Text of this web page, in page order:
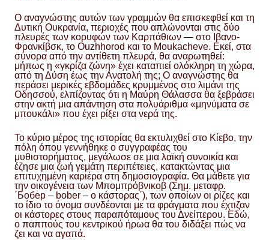
Ο αναγνώστης αυτών των γραμμών θα επισκεφθεί και τη
Δυτική Ουκρανία, περιοχές που απλώνονται στις δύο
πλευρές των κορυφών των Καρπάθιων — στο Ιβανο-
Φρανκίβσκ, το Ouzhhorod και το Moukacheve. Εκεί, στα
σύνορα από την αντίθετη πλευρά, θα αναρωτηθεί:
μήπως η «γκρίζα ζώνη» έχει καταπιεί ολόκληρη τη χώρα,
από τη Δύση έως την Ανατολή της; Ο αναγνώστης θα
περάσει μερικές εβδομάδες κρυμμένος στο λιμάνι της
Οδησσού, ελπίζοντας ότι η Μαύρη Θάλασσα θα ξεβράσει
στην ακτή μια απάντηση στα πολυάριθμα «μηνύματα σε
μπουκάλι» που έχει ρίξει στα νερά της.
Το κύριο μέρος της ιστορίας θα εκτυλιχθεί στο Κίεβο, την
πόλη όπου γεννήθηκε ο συγγραφέας του
μυθιστορήματος, μεγάλωσε σε μια λαϊκή συνοικία και
έζησε μια ζωή γεμάτη περιπέτειες, κατακτώντας μια
επιτυχημένη καριέρα στη δημοσιογραφία. Θα μάθετε για
την οικογένεια των Μπομπρόβνικοβ (Σημ. μεταφρ.
΄Бобер – bober – ο κάστορας΄), των οποίων οι ρίζες και
το ίδιο το όνομα συνδέονται με τα φράγματα που έχτιζαν
οι κάστορες στους παραπόταμους του Δνείπερου. Εδώ,
ο παππούς του κεντρικού ήρωα θα του διδάξει πώς να
ζει και να αγαπά.